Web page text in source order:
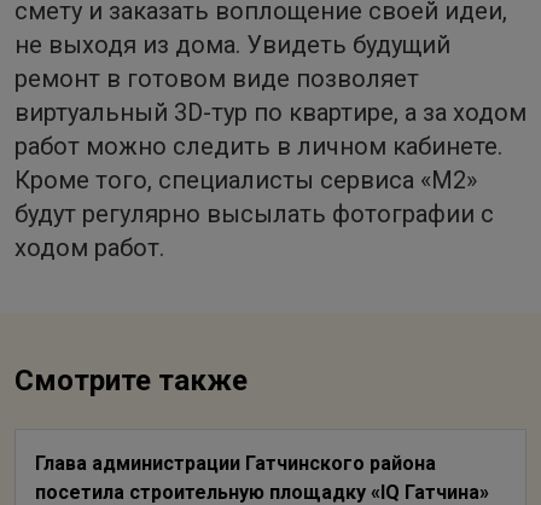
смету и заказать воплощение своей идеи,
не выходя из дома. Увидеть будущий
ремонт в готовом виде позволяет
виртуальный 3D-тур по квартире, а за ходом
работ можно следить в личном кабинете.
Кроме того, специалисты сервиса «М2»
будут регулярно высылать фотографии с
ходом работ.
Смотрите также
Глава администрации Гатчинского района
посетила строительную площадку «IQ Гатчина»